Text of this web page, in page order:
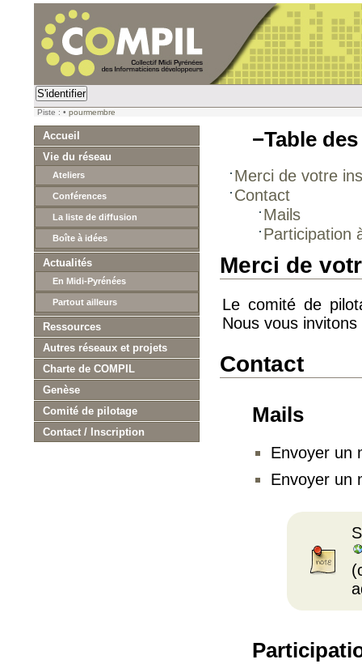
S'identifier
Piste : • pourmembre
Accueil
Vie du réseau
Ateliers
Conférences
La liste de diffusion
Boîte à idées
Actualités
En Midi-Pyrénées
Partout ailleurs
Ressources
Autres réseaux et projets
Charte de COMPIL
Genèse
Comité de pilotage
Contact / Inscription
−Table
Merci de votre
Contact
Mails
Participation
Merci de
Le comité de
Nous vous
Contact
Mails
Envoyer un
Envoyer un